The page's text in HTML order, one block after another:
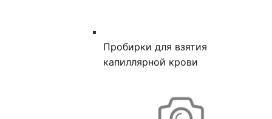
Пробирки для взятия
капиллярной крови